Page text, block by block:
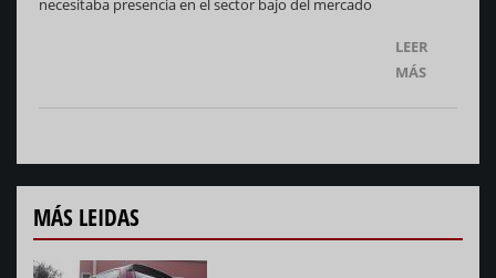
necesitaba presencia en el sector bajo del mercado
LEER
MÁS
MÁS LEIDAS